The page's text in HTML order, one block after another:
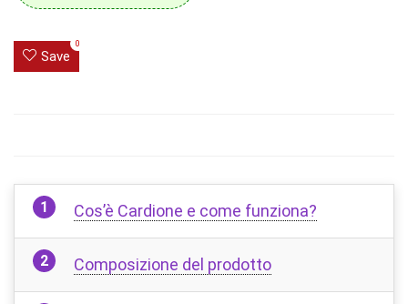
Save
0
Cos’è Cardione e come funziona?
Composizione del prodotto